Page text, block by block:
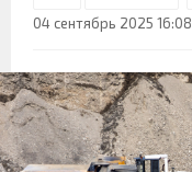
04 сентябрь 2025 16:08